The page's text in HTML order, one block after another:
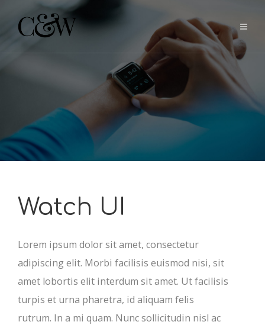
Watch UI
Lorem ipsum dolor sit amet, consectetur
adipiscing elit. Morbi facilisis euismod nisi, sit
amet lobortis elit interdum sit amet. Ut facilisis
turpis et urna pharetra, id aliquam felis
rutrum. In a mi quam. Nunc sollicitudin nisl ac